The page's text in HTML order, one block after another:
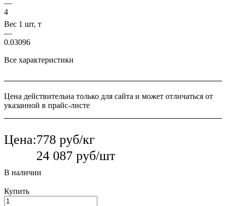
—
4
Вес 1 шт, т
—
0.03096
Все характеристики
Цена действительна только для сайта и может отличаться от
указанной в прайс-листе
Цена:778 руб/кг
24 087 руб/шт
В наличии
Купить